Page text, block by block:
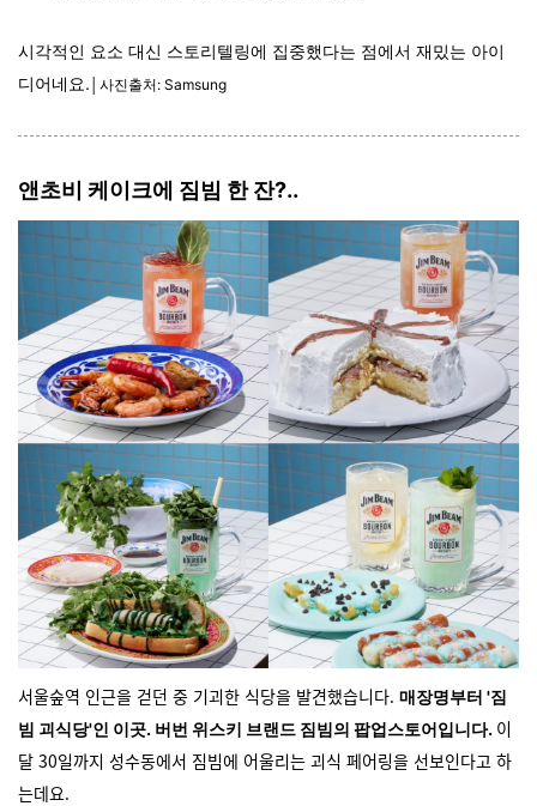
시각적인 요소 대신 스토리텔링에 집중했다는 점에서 재밌는 아이
디어네요. │사진출처: Samsung
앤초비 케이크에 짐빔 한 잔?..
서울숲역 인근을 걷던 중 기괴한 식당을 발견했습니다. 매장명부터 '짐
빔 괴식당'인 이곳. 버번 위스키 브랜드 짐빔의 팝업스토어입니다. 이
달 30일까지 성수동에서 짐빔에 어울리는 괴식 페어링을 선보인다고 하
는데요.